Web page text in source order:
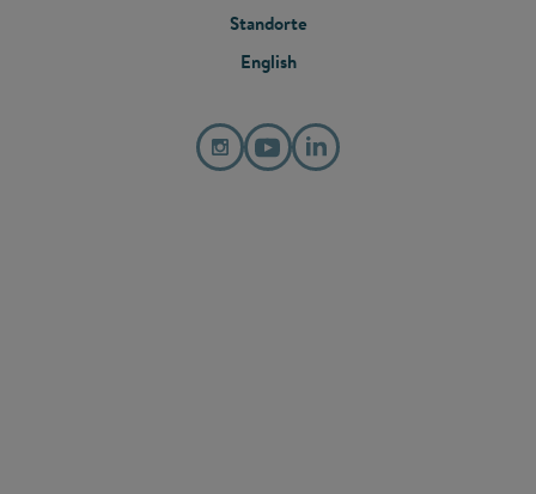
Standorte
English